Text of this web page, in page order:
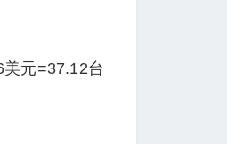
元=37.12台